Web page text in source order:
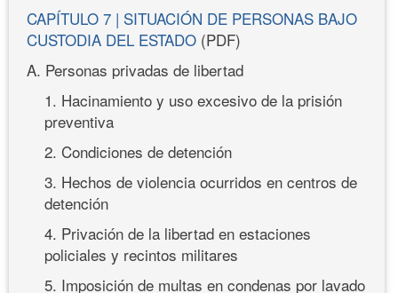
CAPÍTULO 7 | SITUACIÓN DE PERSONAS BAJO
CUSTODIA DEL ESTADO (PDF)
A. Personas privadas de libertad
1. Hacinamiento y uso excesivo de la prisión
preventiva
2. Condiciones de detención
3. Hechos de violencia ocurridos en centros de
detención
4. Privación de la libertad en estaciones
policiales y recintos militares
5. Imposición de multas en condenas por lavado